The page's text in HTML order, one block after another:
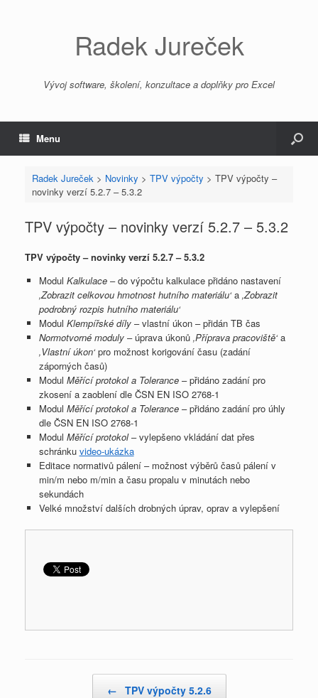
Radek Jureček
Vývoj software, školení, konzultace a doplňky pro Excel
Menu
Radek Jureček > Novinky > TPV výpočty > TPV výpočty –
novinky verzí 5.2.7 – 5.3.2
TPV výpočty – novinky verzí 5.2.7 – 5.3.2
TPV výpočty – novinky verzí 5.2.7 – 5.3.2
Modul Kalkulace– do výpočtu kalkulace přidáno nastavení
‚Zobrazit celkovou hmotnost hutního materiálu‘a ‚Zobrazit
podrobný rozpis hutního materiálu‘
Modul Klempířské díly– vlastní úkon – přidán TB čas
Normotvorné moduly– úprava úkonů ‚Příprava pracoviště‘a
‚Vlastní úkon‘pro možnost korigování času (zadání
záporných časů)
Modul Měřící protokol a Tolerance– přidáno zadání pro
zkosení a zaoblení dle ČSN EN ISO 2768-1
Modul Měřící protokol a Tolerance– přidáno zadání pro úhly
dle ČSN EN ISO 2768-1
Modul Měřící protokol– vylepšeno vkládání dat přes
schránku video-ukázka
Editace normativů pálení – možnost výběrů časů pálení v
min/m nebo m/min a času propalu v minutách nebo
sekundách
Velké množství dalších drobných úprav, oprav a vylepšení
← TPV výpočty 5.2.6